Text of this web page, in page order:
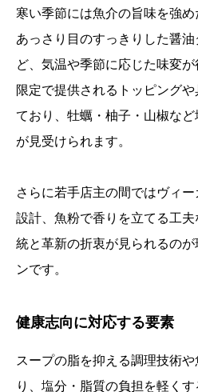
寒い季節には魚介の旨味を強
あっさり目のすっきりした醤
ど、気温や季節に応じた味変が
限定で提供されるトッピング
ており、牡蠣・柚子・山椒な
が見受けられます。
さらに若手店主の間ではヴィ
設計、魚粉で香りを立てる工
統と革新の折衷が見られるの
ンです。
健康志向に対応する要素
スープの脂を抑える調理技術
り、塩分・脂質の負担を軽く